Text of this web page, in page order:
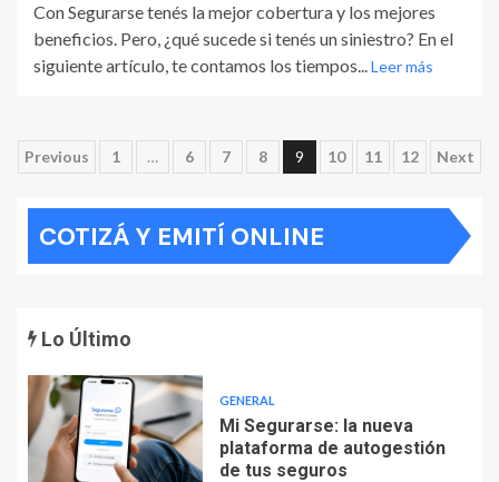
Con Segurarse tenés la mejor cobertura y los mejores
beneficios. Pero, ¿qué sucede si tenés un siniestro? En el
siguiente artículo, te contamos los tiempos...Leer más
Paginación
de
entradas
Previous 1 … 6 7 8 9 10 11 12 Next
COTIZÁ Y EMITÍ ONLINE
Lo Último
GENERAL
Mi Segurarse: la nueva
plataforma de autogestión
de tus seguros